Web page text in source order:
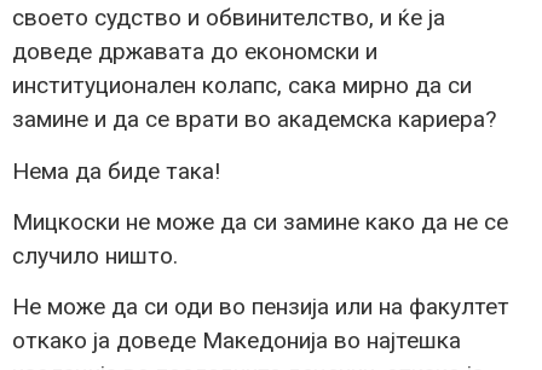
своето судство и обвинителство, и ќе ја
доведе државата до економски и
институционален колапс, сака мирно да си
замине и да се врати во академска кариера?
Нема да биде така!
Мицкоски не може да си замине како да не се
случило ништо.
Не може да си оди во пензија или на факултет
откако ја доведе Македонија во најтешка